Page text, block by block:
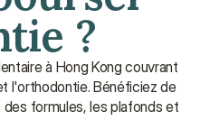
?
à Hong Kong couvrant
l'orthodontie. Bénéficiez de
formules, les plafonds et